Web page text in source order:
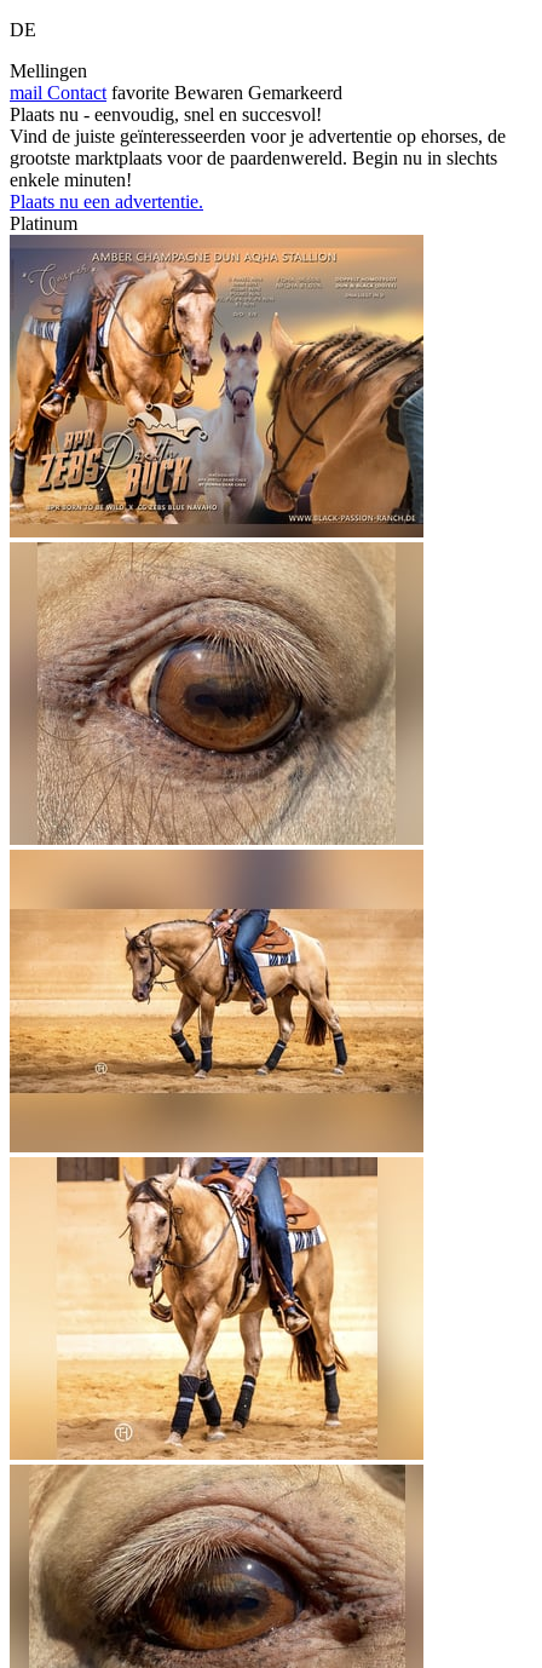
DE
Mellingen
mail Contact favorite Bewaren Gemarkeerd
Plaats nu - eenvoudig, snel en succesvol!
Vind de juiste geïnteresseerden voor je advertentie op ehorses, de
grootste marktplaats voor de paardenwereld. Begin nu in slechts
enkele minuten!
Plaats nu een advertentie.
Platinum